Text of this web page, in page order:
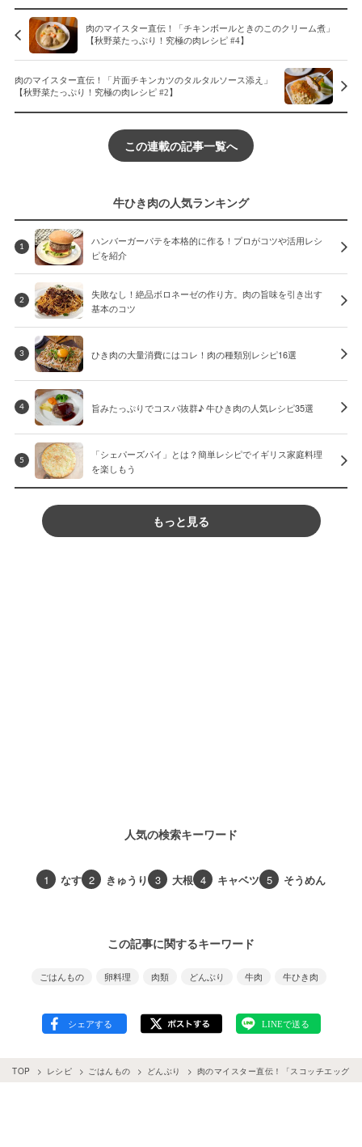
肉のマイスター直伝！「チキンボールときのこのクリーム煮」
【秋野菜たっぷり！究極の肉レシピ #4】
肉のマイスター直伝！「片面チキンカツのタルタルソース添え」
【秋野菜たっぷり！究極の肉レシピ #2】
この連載の記事一覧へ
牛ひき肉の人気ランキング
1
ハンバーガーパテを本格的に作る！プロがコツや活用レシ
ピを紹介
2
失敗なし！絶品ボロネーゼの作り方。肉の旨味を引き出す
基本のコツ
3 ひき肉の大量消費にはコレ！肉の種類別レシピ16選
4 旨みたっぷりでコスパ抜群♪ 牛ひき肉の人気レシピ35選
5
「シェパーズパイ」とは？簡単レシピでイギリス家庭料理
を楽しもう
もっと見る
人気の検索キーワード
1 なす 2 きゅうり 3 大根 4 キャベツ 5 そうめん
この記事に関するキーワード
ごはんもの 卵料理 肉類 どんぶり 牛肉 牛ひき肉
TOP レシピ ごはんもの どんぶり 肉のマイスター直伝！「スコッチエッグ